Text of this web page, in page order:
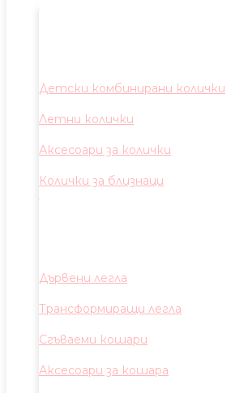
Детски комбинирани колички
Летни колички
Аксесоари за колички
Колички за близнаци
Дървени легла
Трансформиращи легла
Сгъваеми кошари
Аксесоари за кошара